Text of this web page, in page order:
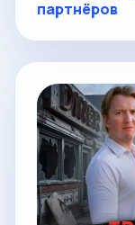
партнёров